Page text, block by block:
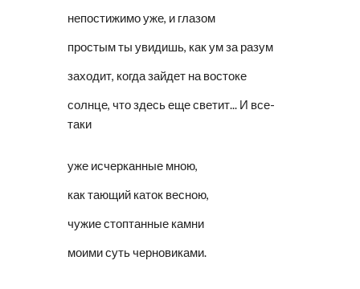
непостижимо уже, и глазом
простым ты увидишь, как ум за разум
заходит, когда зайдет на востоке
солнце, что здесь еще светит... И все-
таки
уже исчерканные мною,
как тающий каток весною,
чужие стоптанные камни
моими суть черновиками.